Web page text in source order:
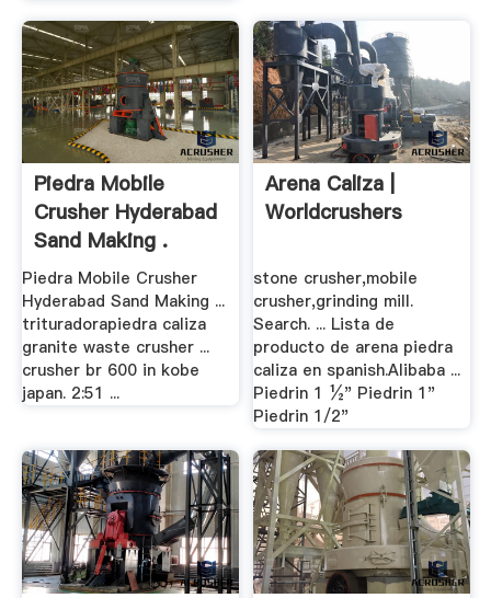
Piedra Mobile
Crusher Hyderabad
Sand Making .
Piedra Mobile Crusher
Hyderabad Sand Making ...
trituradorapiedra caliza
granite waste crusher ...
crusher br 600 in kobe
japan. 2:51 ...
Arena Caliza |
Worldcrushers
stone crusher,mobile
crusher,grinding mill.
Search. ... Lista de
producto de arena piedra
caliza en spanish.Alibaba ...
Piedrin 1 ½" Piedrin 1"
Piedrin 1/2"